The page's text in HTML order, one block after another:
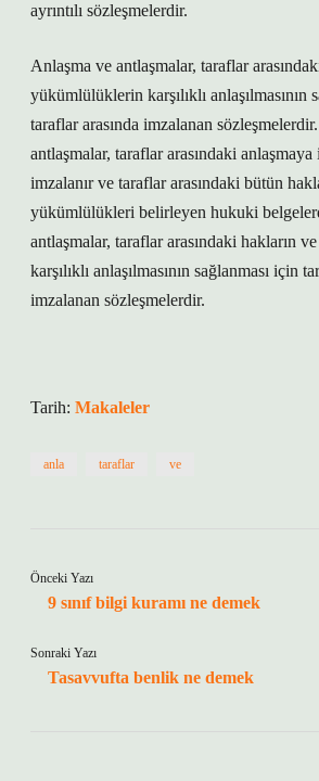
ayrıntılı sözleşmelerdir.
Anlaşma ve antlaşmalar, taraflar
yükümlülüklerin karşılıklı anlaşılmasının
taraflar arasında imzalanan
antlaşmalar, taraflar arasındaki
imzalanır ve taraflar arasındaki bütün
yükümlülükleri belirleyen hukuki
antlaşmalar, taraflar arasındaki hakların
karşılıklı anlaşılmasının sağlanması için
imzalanan sözleşmelerdir.
Tarih: Makaleler
anla taraflar ve
Önceki Yazı
9 sınıf bilgi kuramı ne demek
Sonraki Yazı
Tasavvufta benlik ne demek